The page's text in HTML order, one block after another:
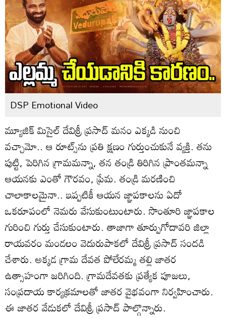
DSP Emotional Video
మ్యూజిక్‌ మిసైల్‌ దేవిశ్రీ ప్రసాద్‌ మనం ఎక్కడి నుంచి
వచ్చామో.. ఆ రూట్స్‌ను ప్రతి క్షణం గుర్తుంచుకునే వ్యక్తి. తను
పుట్టి, పెరిగిన గ్రామమన్నా, తన తండ్రి తిరిగిన ప్రాంతమన్నా
ఆయనకు ఎంతో గౌరవం, ప్రేమ. తండ్రి మరణించి
చాలాకాలమైనా.. ఇప్పటికీ ఆయన జ్ఞాపకాలను ఏదో
ఒకరూపంలో నెమరు వేసుకుంటుంటారు. సొంతూరి జ్ఞాపకాల
గురించి గుర్తు చేసుకుంటారు. తాజాగా తూర్పుగోదావరి జిల్లా
రాయవరం మండలం వెదురుపాకలో దేవిశ్రీ ప్రసాద్‌ సందడి
చేశారు. అక్కడ గ్రామ దేవత పోలేరమ్మ తల్లి జాతర
ఉత్సాహంగా జరిగింది. గ్రామదేవతకు ప్రత్యేక పూజలు,
సంప్రదాయ కార్యక్రమాలతో జాతర వైభవంగా నిర్వహించారు.
ఈ జాతర వేడుకలో దేవిశ్రీ ప్రసాద్‌ పాల్గొన్నారు.